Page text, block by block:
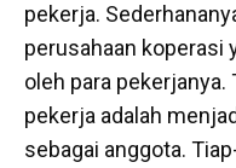
pekerja.
perusahaan koperasi
oleh para
pekerja adalah
sebagai anggota.